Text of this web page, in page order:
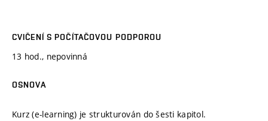
CVIČENÍ S POČÍTAČOVOU PODPOROU
13 hod., nepovinná
OSNOVA
Kurz (e-learning) je strukturován do šesti kapitol.